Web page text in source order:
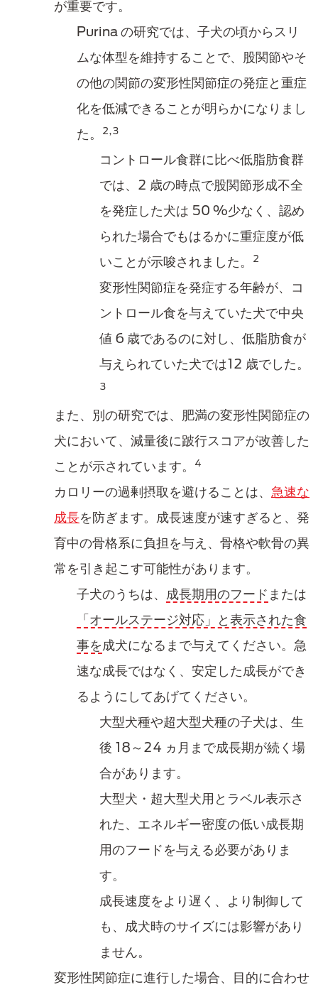
が重要です。
Purina の研究では、子犬の頃からスリ
ムな体型を維持することで、股関節やそ
の他の​関節の変形性関節症の発症と重症
化を低減できることが明らかになりまし
た。
2,3
コントロール​食群に比べ低脂肪食​群
では、2 歳の時点で股関節形成不全
を発症した犬は 50 %少なく、認め
られた場合でもはるかに重症度が低
いことが示唆​されました。
2
変形性関節症を発症する年齢が、コ
ントロール​食を与えていた​犬で中央
値 6 歳であるのに対し、低脂肪食が
与えられていた​犬では​12 歳でした。
3
また、別の研究では、肥満の変形性関節症の
犬において、減量後に跛行スコアが改善した
ことが示されています。
4
カロリーの過剰摂取​を避けることは、 急速な
成長を防ぎます。成長速度が速すぎると、​発
育中の骨格系に負担を与え、骨格や軟骨の異
常を引き起こす可能性があります。
子犬のうちは、 成長期用のフード​ または
「オールステージ​対応」と表示された食
事を成犬になるまで与えてください。急
速な成長ではなく、安定した成長ができ
るようにしてあげてください。
大型犬種や超大型犬種の子犬は、生
後 18～24 ヵ月まで成長期が続く場
合があります。
大型犬・超大型犬用とラベル表示さ
れた、エネルギー密度の低い成長期
用のフード​を与える必要がありま
す。
成長速度をより遅く、より制御して
も、成犬時のサイズには影響があり
ません。
変形性関節症に進行した場合、目的に合わせ